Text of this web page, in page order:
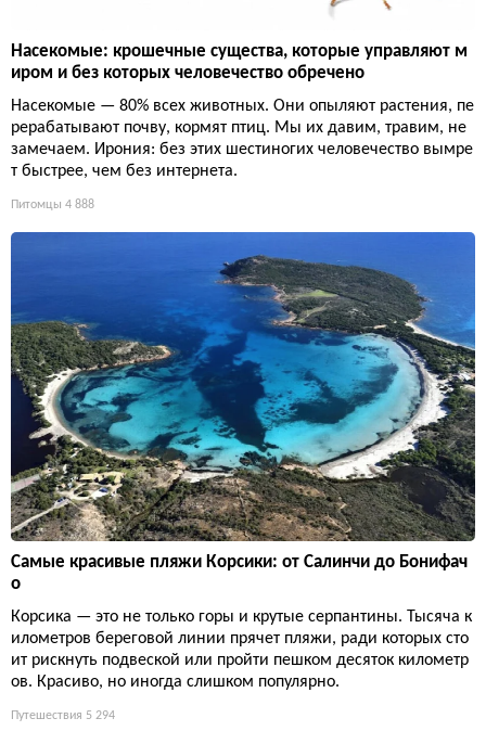
Насекомые: крошечные существа, которые управляют м
иром и без которых человечество обречено
Насекомые — 80% всех животных. Они опыляют растения, пе
рерабатывают почву, кормят птиц. Мы их давим, травим, не
замечаем. Ирония: без этих шестиногих человечество вымре
т быстрее, чем без интернета.
Питомцы 4 888
Самые красивые пляжи Корсики: от Салинчи до Бонифач
о
Корсика — это не только горы и крутые серпантины. Тысяча к
илометров береговой линии прячет пляжи, ради которых сто
ит рискнуть подвеской или пройти пешком десяток километр
ов. Красиво, но иногда слишком популярно.
Путешествия 5 294